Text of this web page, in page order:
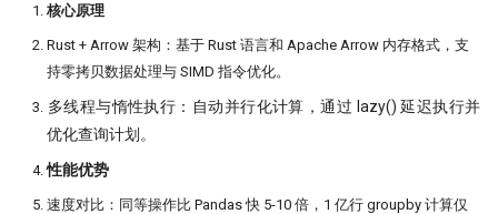
​核心原理
​Rust + Arrow 架构：基于 Rust 语言和 Apache Arrow 内存格式，支
持零拷贝数据处理与 SIMD 指令优化。
​多线程与惰性执行：自动并行化计算，通过 lazy() 延迟执行并
优化查询计划。
​性能优势
速度对比：同等操作比 Pandas 快 5-10 倍，1 亿行 groupby 计算仅